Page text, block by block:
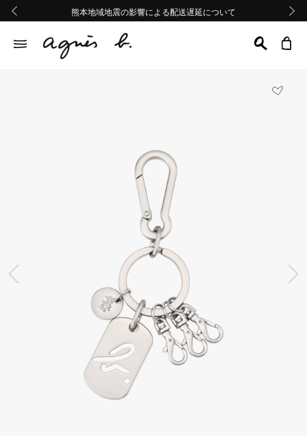
熊本地域地震の影響による配送遅延について
Summer Sale 2buy10%OFF!!
熊本地域地震の影響による配送遅延について
Summer Sale 2buy10%OFF!!
前の画像